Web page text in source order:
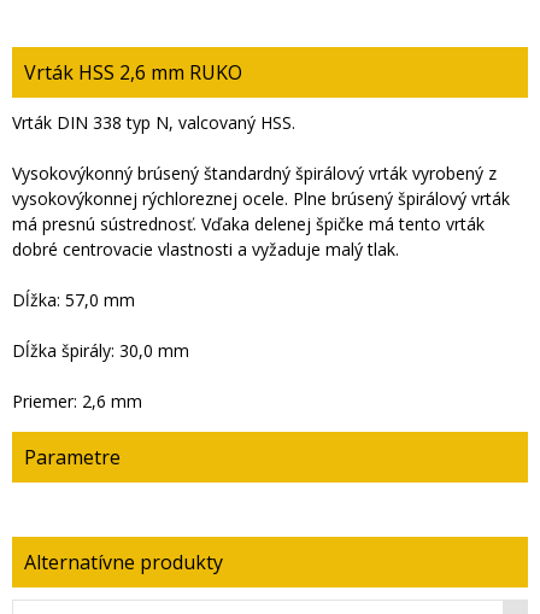
Vrták HSS 2,6 mm RUKO
Vrták DIN 338 typ N, valcovaný HSS.
Vysokovýkonný brúsený štandardný špirálový vrták vyrobený z
vysokovýkonnej rýchloreznej ocele. Plne brúsený špirálový vrták
má presnú sústrednosť. Vďaka delenej špičke má tento vrták
dobré centrovacie vlastnosti a vyžaduje malý tlak.
Dĺžka: 57,0 mm
Dĺžka špirály: 30,0 mm
Priemer: 2,6 mm
Parametre